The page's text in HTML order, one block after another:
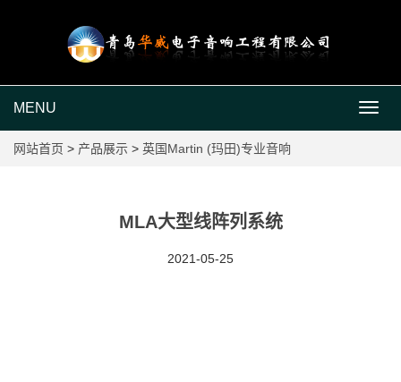
MENU
网站首页 > 产品展示 > 英国Martin (玛田)专业音响
MLA大型线阵列系统
2021-05-25